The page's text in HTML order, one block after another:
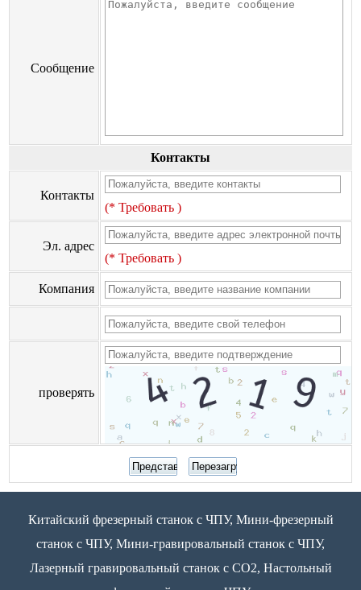
Сообщение
Контакты
Контакты
(* Требовать )
Эл. адрес
(* Требовать )
Компания
проверять
Китайский фрезерный станок с ЧПУ, Мини-фрезерный
станок с ЧПУ, Мини-гравировальный станок с ЧПУ,
Лазерный гравировальный станок с CO2, Настольный